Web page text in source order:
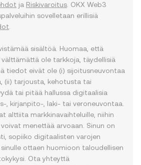
ja Riskivaroitus . OKX Web3
sovelletaan erillisiä
sisältöä. Huomaa, että
ole tarkkoja, täydellisiä
tiedot eivät ole (i) sijoitusneuvontaa
(ii) tarjousta, kehotusta tai
tai pitää hallussa digitaalisia
, kirjanpito-, laki- tai veroneuvontaa.
alttiita markkinavaihteluille, niihin
menettää arvoaan. Sinun on
sopiiko digitaalisten varojen
ottaen huomioon taloudellisen
Ota yhteyttä